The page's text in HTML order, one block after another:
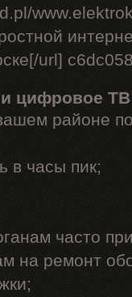
url]
и цифровое ТВ
районе
в часы пик;
часто
на ремонт